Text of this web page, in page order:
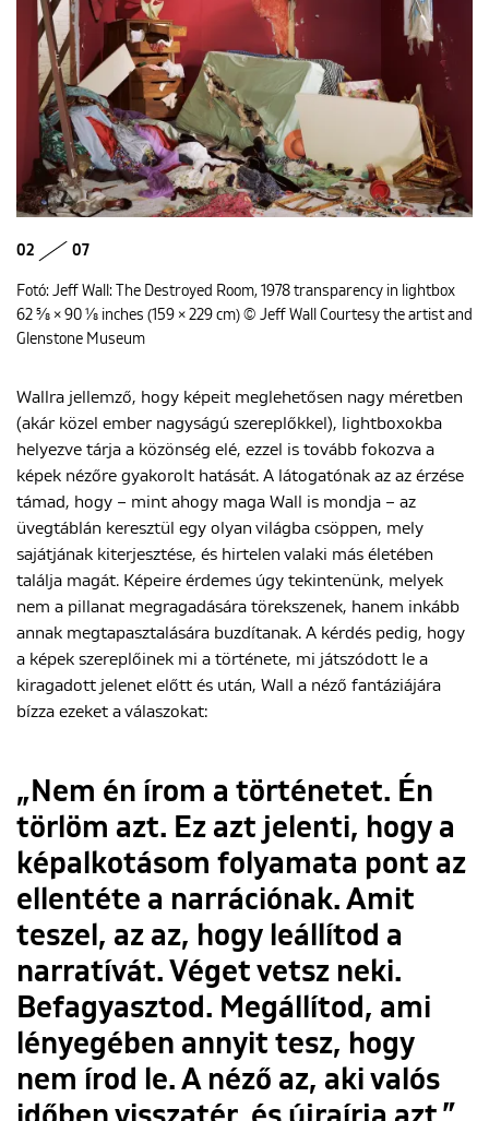
02 07
Fotó: Jeff Wall: The Destroyed Room, 1978 transparency in lightbox
62 5⁄8 × 90 1⁄8 inches (159 × 229 cm) © Jeff Wall Courtesy the artist and
Glenstone Museum
Wallra jellemző, hogy képeit meglehetősen nagy méretben
(akár közel ember nagyságú szereplőkkel), lightboxokba
helyezve tárja a közönség elé, ezzel is tovább fokozva a
képek nézőre gyakorolt hatását. A látogatónak az az érzése
támad, hogy – mint ahogy maga Wall is mondja – az
üvegtáblán keresztül egy olyan világba csöppen, mely
sajátjának kiterjesztése, és hirtelen valaki más életében
találja magát. Képeire érdemes úgy tekintenünk, melyek
nem a pillanat megragadására törekszenek, hanem inkább
annak megtapasztalására buzdítanak. A kérdés pedig, hogy
a képek szereplőinek mi a története, mi játszódott le a
kiragadott jelenet előtt és után, Wall a néző fantáziájára
bízza ezeket a válaszokat:
„Nem én írom a történetet. Én
törlöm azt. Ez azt jelenti, hogy a
képalkotásom folyamata pont az
ellentéte a narrációnak. Amit
teszel, az az, hogy leállítod a
narratívát. Véget vetsz neki.
Befagyasztod. Megállítod, ami
lényegében annyit tesz, hogy
nem írod le. A néző az, aki valós